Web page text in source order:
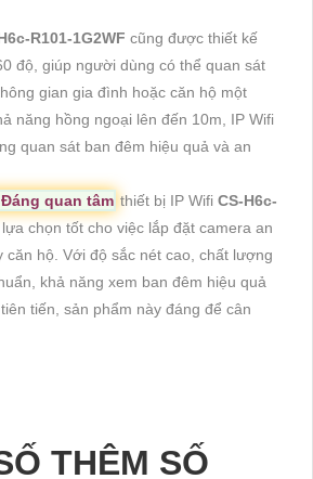
R101-1G2WF cũng được thiết kế
độ, giúp người dùng có thể quan sát
gian gia đình hoặc căn hộ một
năng hồng ngoại lên đến 10m, IP Wifi
quan sát ban đêm hiệu quả và an
quan tâm thiết bị IP Wifi CS-H6c-
chọn tốt cho việc lắp đặt camera an
căn hộ. Với độ sắc nét cao, chất lượng
khả năng xem ban đêm hiệu quả
tiến, sản phẩm này đáng để cân
THÊM SỐ